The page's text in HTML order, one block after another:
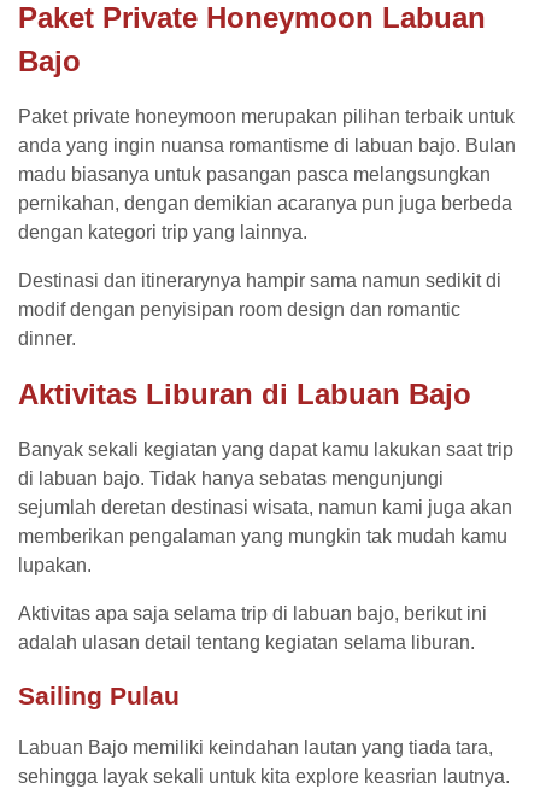
Paket Private Honeymoon Labuan
Bajo
Paket private honeymoon merupakan pilihan terbaik untuk
anda yang ingin nuansa romantisme di labuan bajo. Bulan
madu biasanya untuk pasangan pasca melangsungkan
pernikahan, dengan demikian acaranya pun juga berbeda
dengan kategori trip yang lainnya.
Destinasi dan itinerarynya hampir sama namun sedikit di
modif dengan penyisipan room design dan romantic
dinner.
Aktivitas Liburan di Labuan Bajo
Banyak sekali kegiatan yang dapat kamu lakukan saat trip
di labuan bajo. Tidak hanya sebatas mengunjungi
sejumlah deretan destinasi wisata, namun kami juga akan
memberikan pengalaman yang mungkin tak mudah kamu
lupakan.
Aktivitas apa saja selama trip di labuan bajo, berikut ini
adalah ulasan detail tentang kegiatan selama liburan.
Sailing Pulau
Labuan Bajo memiliki keindahan lautan yang tiada tara,
sehingga layak sekali untuk kita explore keasrian lautnya.